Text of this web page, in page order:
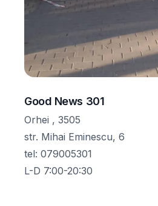
Good News 301
Orhei , 3505
str. Mihai Eminescu, 6
tel: 079005301
L-D 7:00-20:30